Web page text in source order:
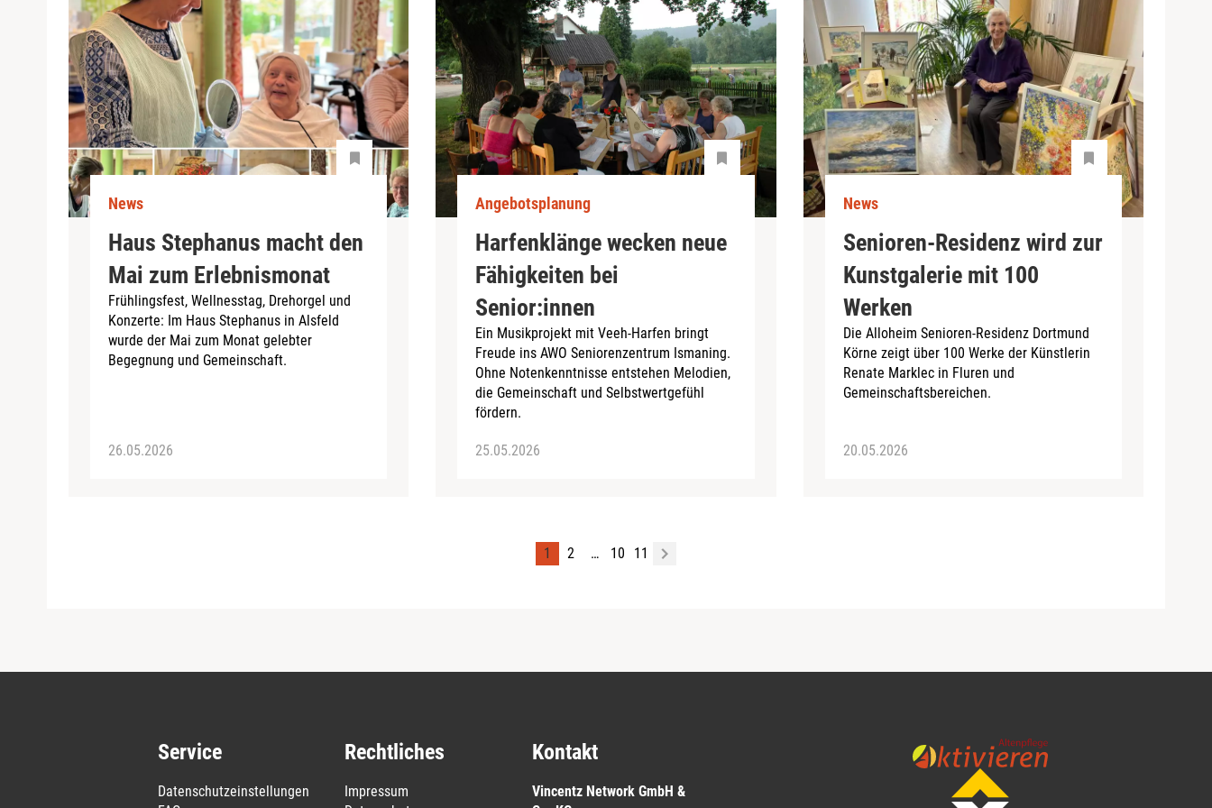
News
Haus Stephanus macht den
Mai zum Erlebnismonat
Frühlingsfest, Wellnesstag, Drehorgel und
Konzerte: Im Haus Stephanus in Alsfeld
wurde der Mai zum Monat gelebter
Begegnung und Gemeinschaft.
26.05.2026
Angebotsplanung
Harfenklänge wecken neue
Fähigkeiten bei
Senior:innen
Ein Musikprojekt mit Veeh-Harfen bringt
Freude ins AWO Seniorenzentrum Ismaning.
Ohne Notenkenntnisse entstehen Melodien,
die Gemeinschaft und Selbstwertgefühl
fördern.
25.05.2026
News
Senioren-Residenz wird zur
Kunstgalerie mit 100
Werken
Die Alloheim Senioren-Residenz Dortmund
Körne zeigt über 100 Werke der Künstlerin
Renate Marklec in Fluren und
Gemeinschaftsbereichen.
20.05.2026
1 2 … 10 11
Service
Datenschutzeinstellungen
Rechtliches
Impressum
Kontakt
Vincentz Network GmbH &